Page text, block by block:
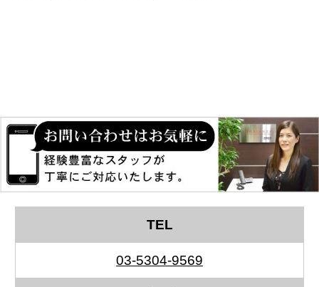
TEL
03-5304-9569